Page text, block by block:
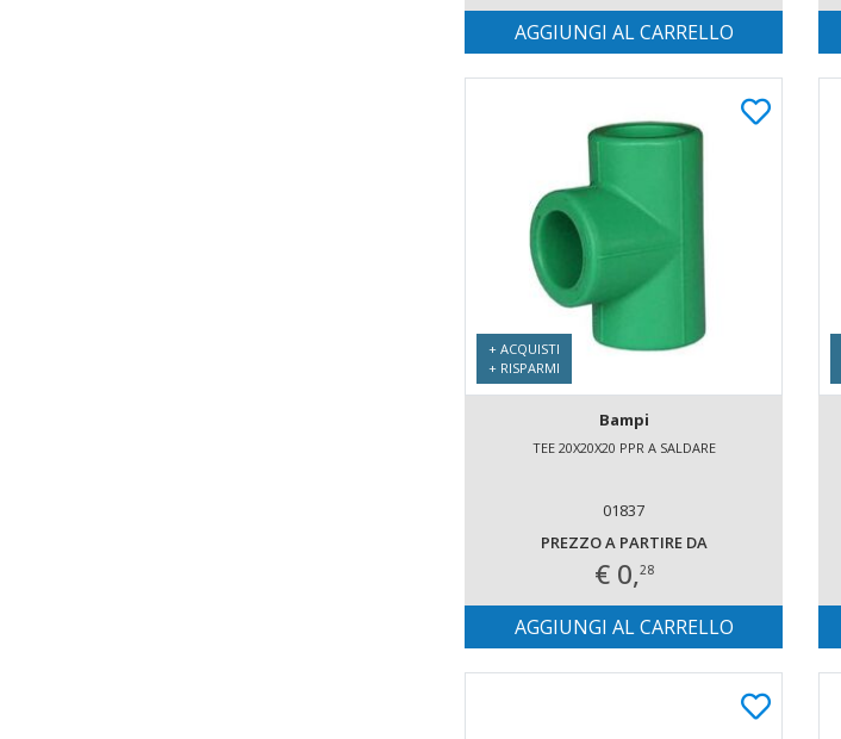
AGGIUNGI AL CARRELLO
+ ACQUISTI
+ RISPARMI
Bampi
TEE 20X20X20 PPR A SALDARE
01837
PREZZO A PARTIRE DA
€ 0,28
AGGIUNGI AL CARRELLO